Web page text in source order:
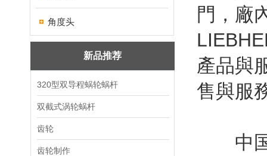
角度头
新品推荐
320型双导程蜗轮蜗杆
双截式涡轮蜗杆
齿轮
齿轮制作
門，廠
產品與
售與服
中国